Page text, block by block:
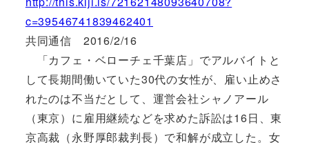
c=39546741839462401
共同通信 2016/2/16
「カフェ・ベローチェ千葉店」でアルバイトと
して長期間働いていた30代の女性が、雇い止めさ
れたのは不当だとして、運営会社シャノアール
（東京）に雇用継続などを求めた訴訟は16日、東
京高裁（永野厚郎裁判長）で和解が成立した。女